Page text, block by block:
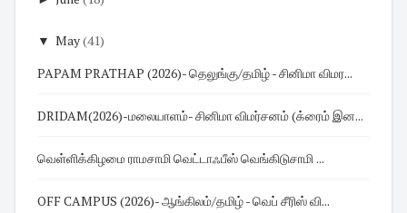
▼ May(41)
PAPAM PRATHAP (2026)- தெலுங்கு/தமிழ் - சினிமா விமர...
DRIDAM(2026)-மலையாளம்- சினிமா விமர்சனம் (க்ரைம் இன...
வெள்ளிக்கிழமை ராமசாமி வெட்டாஃபீஸ் வெங்கிடுசாமி ...
OFF CAMPUS (2026)- ஆங்கிலம்/தமிழ் - வெப் சீரிஸ் வி...